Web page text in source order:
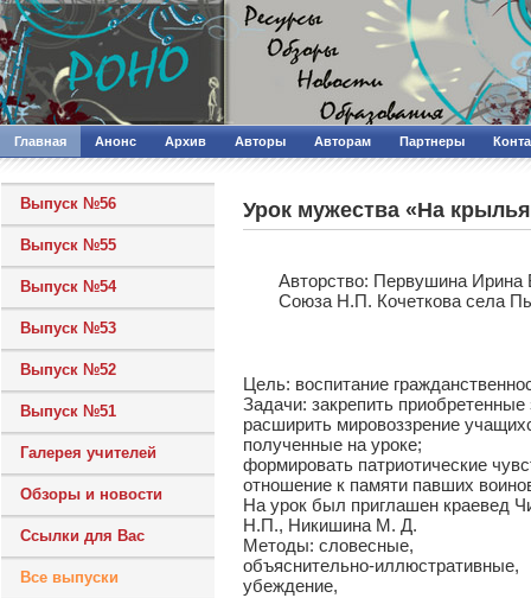
Главная Анонс Архив Авторы Авторам Партнеры
Выпуск №56
Выпуск №55
Выпуск №54
Выпуск №53
Выпуск №52
Выпуск №51
Галерея учителей
Обзоры и новости
Ссылки для Вас
Все выпуски
Урок мужества «На
Авторcтво: Первушина
Союза Н.П. Кочеткова села
Цель: воспитание
Задачи: закрепить
расширить мировоззрение
полученные на уроке;
формировать патриотические
отношение к памяти павших
На урок был приглашен краевед
Н.П., Никишина М. Д.
Методы: словесные,
объяснительно-иллюстративные,
убеждение,